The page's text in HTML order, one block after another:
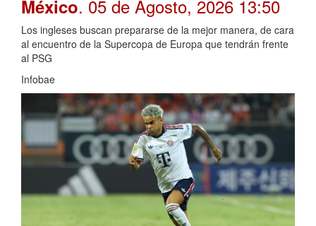
México. 05 de Agosto, 2026 13:50
Los ingleses buscan prepararse de la mejor manera, de cara
al encuentro de la Supercopa de Europa que tendrán frente
al PSG
Infobae